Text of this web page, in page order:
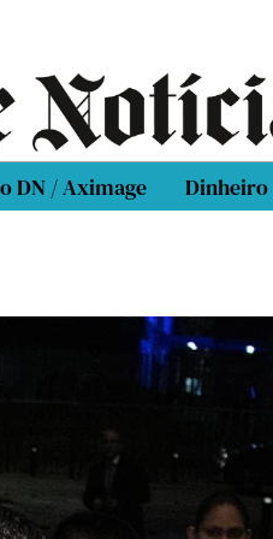
DN / Aximage Dinheiro